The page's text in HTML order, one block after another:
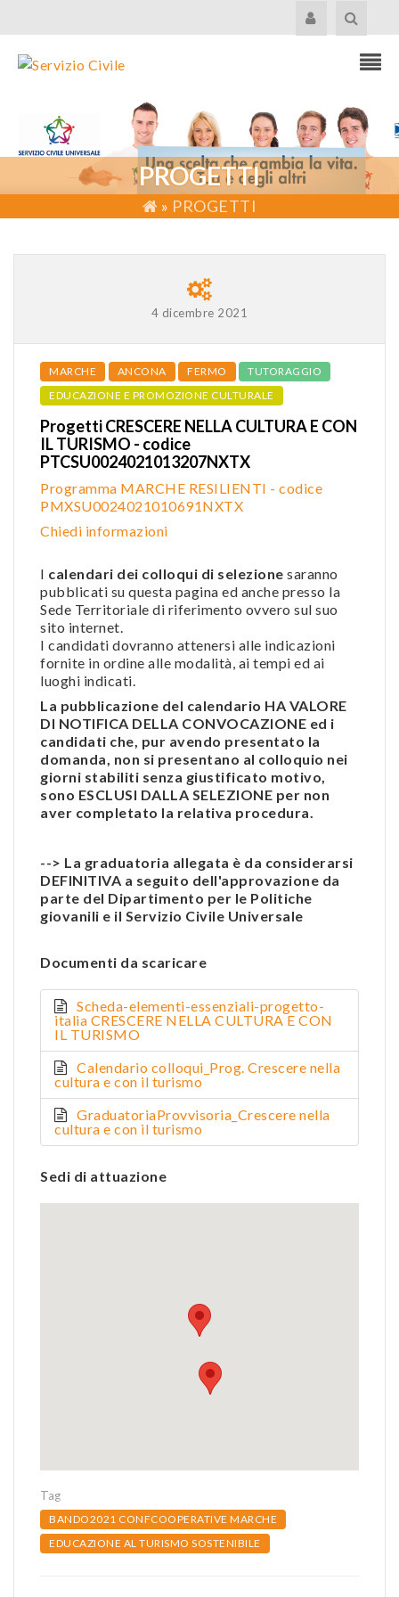
PROGETTI
» PROGETTI
4 dicembre 2021
MARCHE ANCONA FERMO
TUTORAGGIO
EDUCAZIONE E PROMOZIONE CULTURALE
Progetti CRESCERE NELLA CULTURA E CON
IL TURISMO - codice
PTCSU0024021013207NXTX
Programma MARCHE RESILIENTI - codice
PMXSU0024021010691NXTX
Chiedi informazioni
I calendari dei colloqui di selezione saranno
pubblicati su questa pagina ed anche presso la
Sede Territoriale di riferimento ovvero sul suo
sito internet.
I candidati dovranno attenersi alle indicazioni
fornite in ordine alle modalità, ai tempi ed ai
luoghi indicati.
La pubblicazione del calendario HA VALORE
DI NOTIFICA DELLA CONVOCAZIONE ed i
candidati che, pur avendo presentato la
domanda, non si presentano al colloquio nei
giorni stabiliti senza giustificato motivo,
sono ESCLUSI DALLA SELEZIONE per non
aver completato la relativa procedura.
--> La graduatoria allegata è da considerarsi
DEFINITIVA a seguito dell'approvazione da
parte del Dipartimento per le Politiche
giovanili e il Servizio Civile Universale
Documenti da scaricare
Scheda-elementi-essenziali-progetto-
italia CRESCERE NELLA CULTURA E CON
IL TURISMO
Calendario colloqui_Prog. Crescere nella
cultura e con il turismo
GraduatoriaProvvisoria_Crescere nella
cultura e con il turismo
Sedi di attuazione
Tag
BANDO2021 CONFCOOPERATIVE MARCHE
EDUCAZIONE AL TURISMO SOSTENIBILE